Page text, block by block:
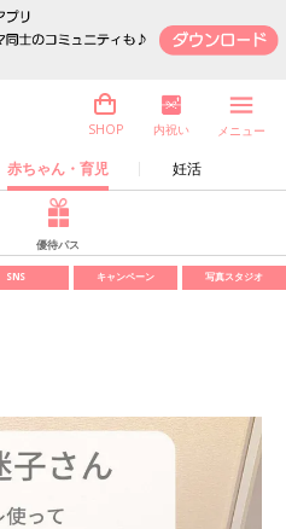
赤ちゃん・育児 妊活
SHOP 内祝い メニュー
優待パス
SNS キャンペーン 写真スタジオ